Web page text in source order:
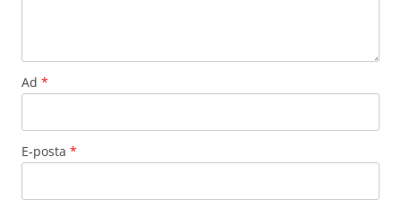
Ad *
E-posta *